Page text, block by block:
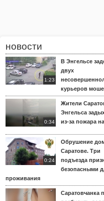
новости
1:23
В Энгельсе
двух
курьеров
0:34
Жители
Энгельса
из-за пожара
0:24
Обрушение
Саратове. Три
подъезда
безопасными
проживания
Саратовчанка